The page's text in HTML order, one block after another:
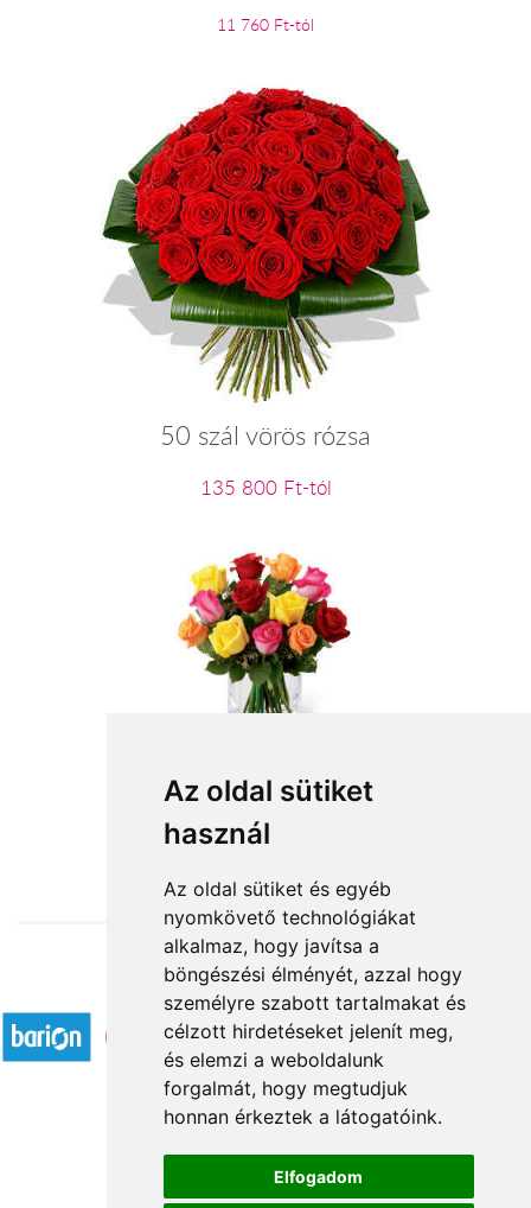
Az oldal sütiket
használ
Az oldal sütiket és egyéb
nyomkövető technológiákat
alkalmaz, hogy javítsa a
böngészési élményét, azzal hogy
személyre szabott tartalmakat és
célzott hirdetéseket jelenít meg,
és elemzi a weboldalunk
forgalmát, hogy megtudjuk
honnan érkeztek a látogatóink.
Elfogadom
11 760 Ft-tól
50 szál vörös rózsa
135 800 Ft-tól
Szálas virágok:vegyes színű rózsák
3 800 Ft-tól
Elfogadott fizetési módok
Á.SZ.F.
Impresszum